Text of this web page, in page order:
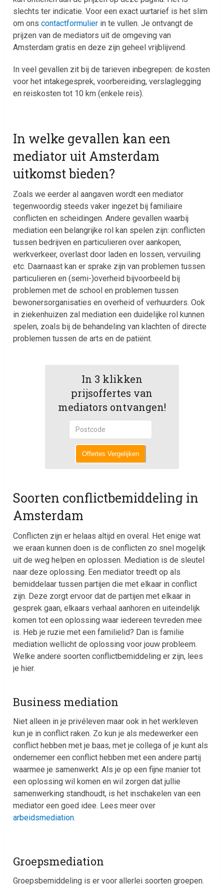
slechts ter indicatie. Voor een exact uurtarief is het slim
om onscontactformulier in te vullen. Je ontvangt de
prijzen van de mediators uit de omgeving van
Amsterdam gratis en deze zijn geheel vrijblijvend.
In veel gevallen zit bij de tarieven inbegrepen: de kosten
voor het intakegesprek, voorbereiding, verslaglegging
en reiskosten tot 10 km (enkele reis).
In welke gevallen kan een
mediator uit Amsterdam
uitkomst bieden?
Zoals we eerder al aangaven wordt een mediator
tegenwoordig steeds vaker ingezet bij familiaire
conflicten en scheidingen. Andere gevallen waarbij
mediation een belangrijke rol kan spelen zijn: conflicten
tussen bedrijven en particulieren over aankopen,
werkverkeer, overlast door laden en lossen, vervuiling
etc. Daarnaast kan er sprake zijn van problemen tussen
particulieren en (semi-)overheid bijvoorbeeld bij
problemen met de school en problemen tussen
bewonersorganisaties en overheid of verhuurders. Ook
in ziekenhuizen zal mediation een duidelijke rol kunnen
spelen, zoals bij de behandeling van klachten of directe
problemen tussen de arts en de patiënt.
In 3 klikken
prijsoffertes van
mediators ontvangen!
Offertes Vergelijken
Soorten conflictbemiddeling in
Amsterdam
Conflicten zijn er helaas altijd en overal. Het enige wat
we eraan kunnen doen is de conflicten zo snel mogelijk
uit de weg helpen en oplossen. Mediation is de sleutel
naar deze oplossing. Een mediator treedt op als
bemiddelaar tussen partijen die met elkaar in conflict
zijn. Deze zorgt ervoor dat de partijen met elkaar in
gesprek gaan, elkaars verhaal aanhoren en uiteindelijk
komen tot een oplossing waar iedereen tevreden mee
is. Heb je ruzie met een familielid? Dan is familie
mediation wellicht de oplossing voor jouw probleem.
Welke andere soorten conflictbemiddeling er zijn, lees
je hier.
Business mediation
Niet alleen in je privéleven maar ook in het werkleven
kun je in conflict raken. Zo kun je als medewerker een
conflict hebben met je baas, met je collega of je kunt als
ondernemer een conflict hebben met een andere partij
waarmee je samenwerkt. Als je op een fijne manier tot
een oplossing wil komen en wil zorgen dat jullie
samenwerking standhoudt, is het inschakelen van een
mediator een goed idee. Lees meer over
arbeidsmediation.
Groepsmediation
Groepsbemiddeling is er voor allerlei soorten groepen.